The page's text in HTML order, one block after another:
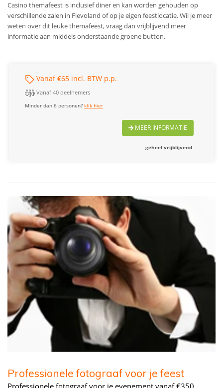
Casino themafeest is inclusief diner en kan worden gehouden op
verschillende zalen in Flevoland of op je eigen feestlocatie. Wil je meer
weten over dit leuke themafeest, vraag dan vrijblijvend meer
informatie aan middels onderstaande groene button.
Vanaf €65 incl. BTW p.p.
Vanaf 40 deelnemers
Minder dan 6 personen?klik hier
MEER INFORMATIE
geheel vrijblijvend
Professionele fotograaf voor je feest